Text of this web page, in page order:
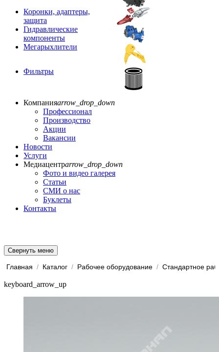
Коронки, адаптеры,
защита
Гидравлические
компоненты
Мегарыхлители
Фильтры
Компанияarrow_drop_down
Профессионал
Производство
Акции
Вакансии
Новости
Услуги
Медиацентрarrow_drop_down
Фото и видео галерея
Статьи
СМИ о нас
Буклеты
Контакты
Свернуть меню
Главная / Каталог / Рабочее оборудование /
keyboard_arrow_up